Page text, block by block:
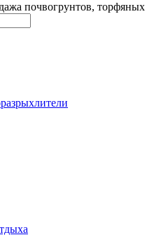
почвогрунтов,